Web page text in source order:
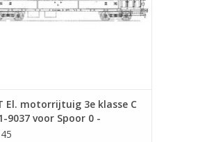
El. motorrijtuig 3e klasse C
9037 voor Spoor 0 -
Schaal 1 : 40